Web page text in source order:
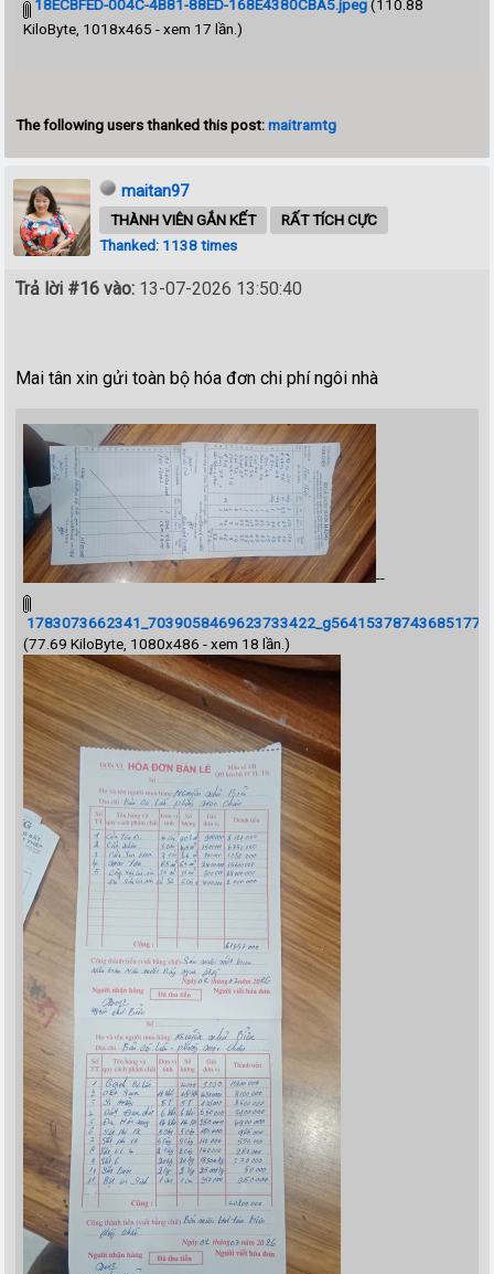
18ECBFED-004C-4B81-88ED-168E4380CBA5.jpeg(110.88
KiloByte, 1018x465 - xem 17 lần.)
The following users thanked this post:maitramtg
maitan97
THÀNH VIÊN GẮN KẾT
RẤT TÍCH CỰC
Thanked: 1138 times
Trả lời #16 vào: 13-07-2026 13:50:40
Mai tân xin gửi toàn bộ hóa đơn chi phí ngôi nhà
--
(77.69 KiloByte, 1080x486 - xem 18 lần.)